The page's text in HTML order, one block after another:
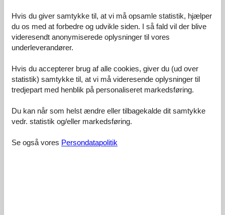
Generelt:
Værelse:
Service på stedet:
9 eksterne anmeldelser
Faciliteter: 3 Rengøring: 5 Komfort:
Værelse:
Service på stedet:
Hvis du giver samtykke til, at vi må opsamle statistik, hjælper
du os med at forbedre og udvikle siden. I så fald vil der blive
videresendt anonymiserede oplysninger til vores
underleverandører.
Hvis du accepterer brug af alle cookies, giver du (ud over
statistik) samtykke til, at vi må videresende oplysninger til
tredjepart med henblik på personaliseret markedsføring.
Du kan når som helst ændre eller tilbagekalde dit samtykke
vedr. statistik og/eller markedsføring.
Se også vores Persondatapolitik